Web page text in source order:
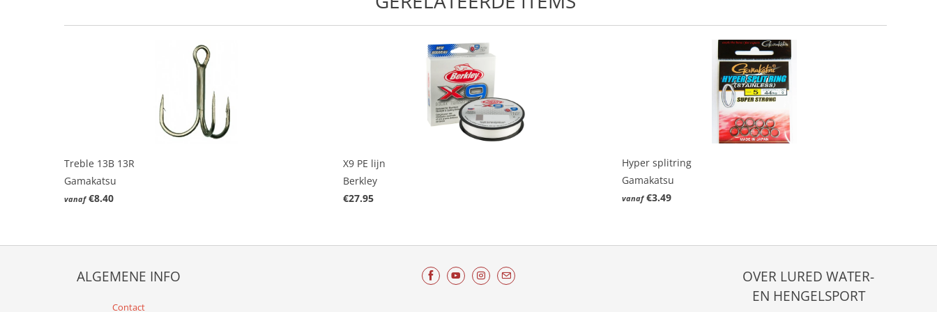
Treble 13B 13R
Gamakatsu
vanaf €8.40
X9 PE lijn
Berkley
€27.95
Hyper splitring
Gamakatsu
vanaf €3.49
ALGEMENE INFO
Contact
OVER LURED WATER-
EN HENGELSPORT